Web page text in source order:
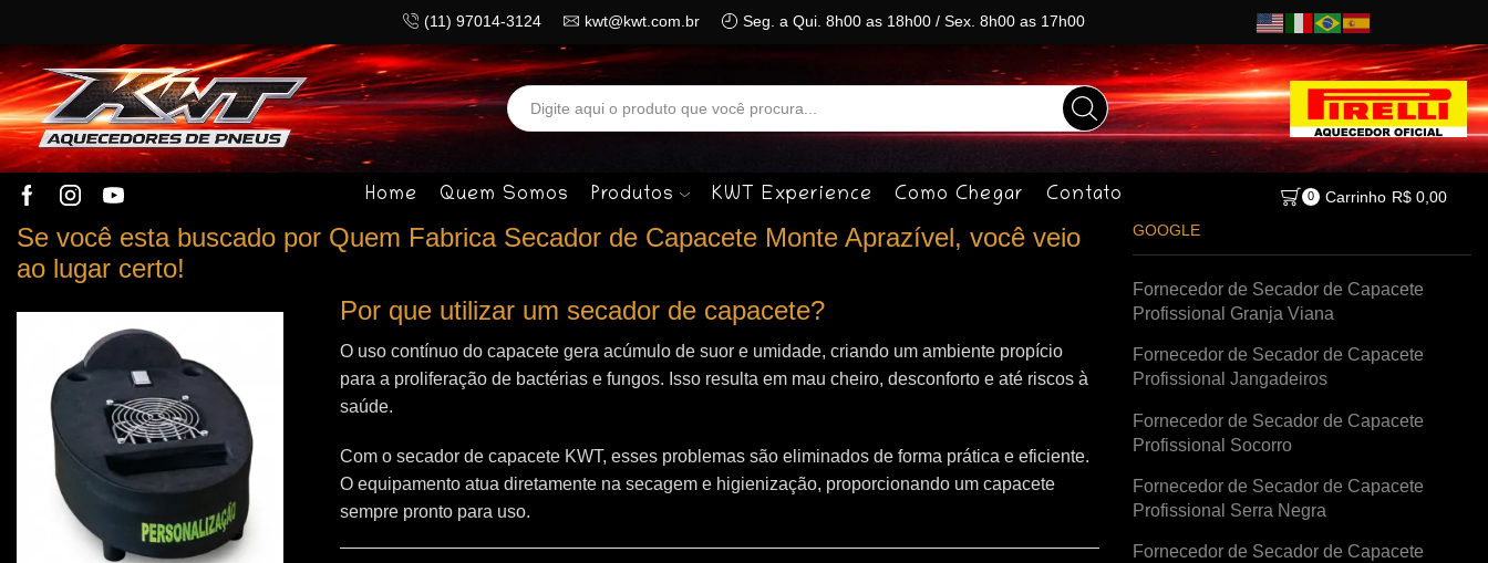
(11) 97014-3124 kwt@kwt.com.br Seg. a Qui. 8h00 as 18h00 / Sex. 8h00 as 17h00
Search
input
Home Quem Somos Produtos KWT Experience Como Chegar Contato 0 Carrinho R$0,00
Se você esta buscado por Quem Fabrica Secador de Capacete Monte Aprazível, você veio
ao lugar certo!
Por que utilizar um secador de capacete?
O uso contínuo do capacete gera acúmulo de suor e umidade, criando um ambiente propício
para a proliferação de bactérias e fungos. Isso resulta em mau cheiro, desconforto e até riscos à
saúde.
Com o secador de capacete KWT, esses problemas são eliminados de forma prática e eficiente.
O equipamento atua diretamente na secagem e higienização, proporcionando um capacete
sempre pronto para uso.
GOOGLE
Fornecedor de Secador de Capacete
Profissional Granja Viana
Fornecedor de Secador de Capacete
Profissional Jangadeiros
Fornecedor de Secador de Capacete
Profissional Socorro
Fornecedor de Secador de Capacete
Profissional Serra Negra
Fornecedor de Secador de Capacete